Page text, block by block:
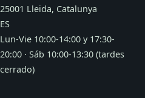
25001 Lleida, Catalunya
ES
Lun-Vie 10:00-14:00 y 17:30-
20:00 · Sáb 10:00-13:30 (tardes
cerrado)